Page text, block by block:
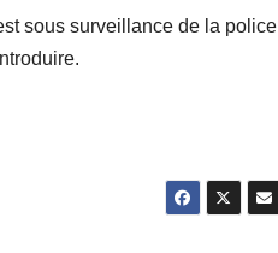
sous surveillance de la